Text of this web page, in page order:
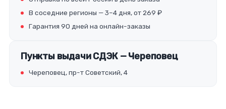
В соседние регионы — 3–4 дня, от 269 ₽
Гарантия 90 дней на онлайн-заказы
Пункты выдачи СДЭК — Череповец
Череповец, пр-т Советский, 4